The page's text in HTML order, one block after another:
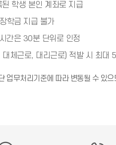
학생 본인 계좌로 지급
학금 지급 불가
간은 30분 단위로 인정
체근로, 대리근로) 적발 시 최대
업무처리기준에 따라 변동될 수 있